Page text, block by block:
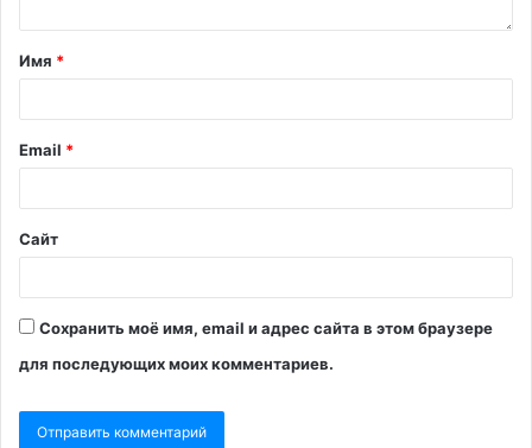
Имя *
Email *
Сайт
Сохранить моё имя, email и адрес сайта в этом браузере
для последующих моих комментариев.